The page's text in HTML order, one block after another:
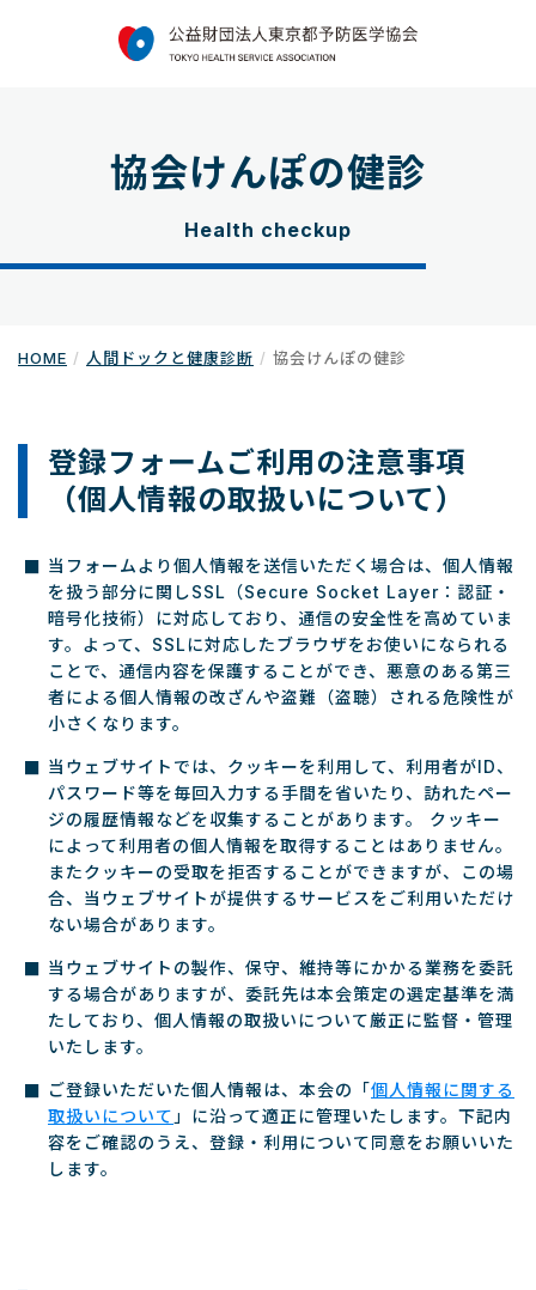
協会けんぽの健診
Health checkup
HOME 人間ドックと健康診断 協会けんぽの健診
登録フォームご利用の注意事項
（個人情報の取扱いについて）
当フォームより個人情報を送信いただく場合は、個人情報
を扱う部分に関しSSL（Secure Socket Layer：認証・
暗号化技術）に対応しており、通信の安全性を高めていま
す。よって、SSLに対応したブラウザをお使いになられる
ことで、通信内容を保護することができ、悪意のある第三
者による個人情報の改ざんや盗難（盗聴）される危険性が
小さくなります。
当ウェブサイトでは、クッキーを利用して、利用者がID、
パスワード等を毎回入力する手間を省いたり、訪れたペー
ジの履歴情報などを収集することがあります。 クッキー
によって利用者の個人情報を取得することはありません。
またクッキーの受取を拒否することができますが、この場
合、当ウェブサイトが提供するサービスをご利用いただけ
ない場合があります。
当ウェブサイトの製作、保守、維持等にかかる業務を委託
する場合がありますが、委託先は本会策定の選定基準を満
たしており、個人情報の取扱いについて厳正に監督・管理
いたします。
ご登録いただいた個人情報は、本会の「個人情報に関する
取扱いについて 」に沿って適正に管理いたします。下記内
容をご確認のうえ、登録・利用について同意をお願いいた
します。